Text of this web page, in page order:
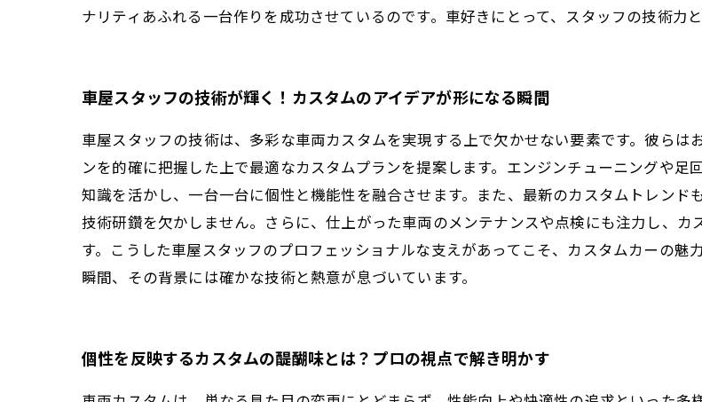
ナリティあふれる一台作りを成功させているのです。車好きにとって、スタッフの技術力
車屋スタッフの技術が輝く！カスタムのアイデアが形になる瞬間
車屋スタッフの技術は、多彩な車両カスタムを実現する上で欠かせない要素です。彼ら
ンを的確に把握した上で最適なカスタムプランを提案します。エンジンチューニングや
知識を活かし、一台一台に個性と機能性を融合させます。また、最新のカスタムトレン
技術研鑽を欠かしません。さらに、仕上がった車両のメンテナンスや点検にも注力し、
す。こうした車屋スタッフのプロフェッショナルな支えがあってこそ、カスタムカーの魅
瞬間、その背景には確かな技術と熱意が息づいています。
個性を反映するカスタムの醍醐味とは？プロの視点で解き明かす